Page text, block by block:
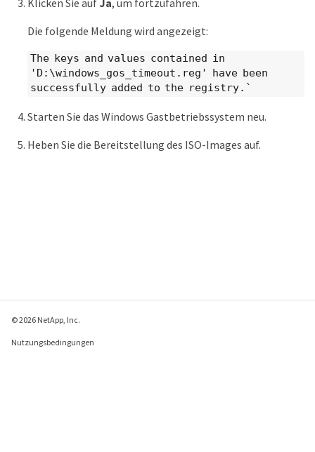
Die folgende Meldung wird angezeigt:
The keys and values contained in
'D:\windows_gos_timeout.reg' have been
successfully added to the registry.`
Starten Sie das Windows Gastbetriebssystem neu.
Heben Sie die Bereitstellung des ISO-Images auf.
© 2026 NetApp, Inc.
Nutzungsbedingungen